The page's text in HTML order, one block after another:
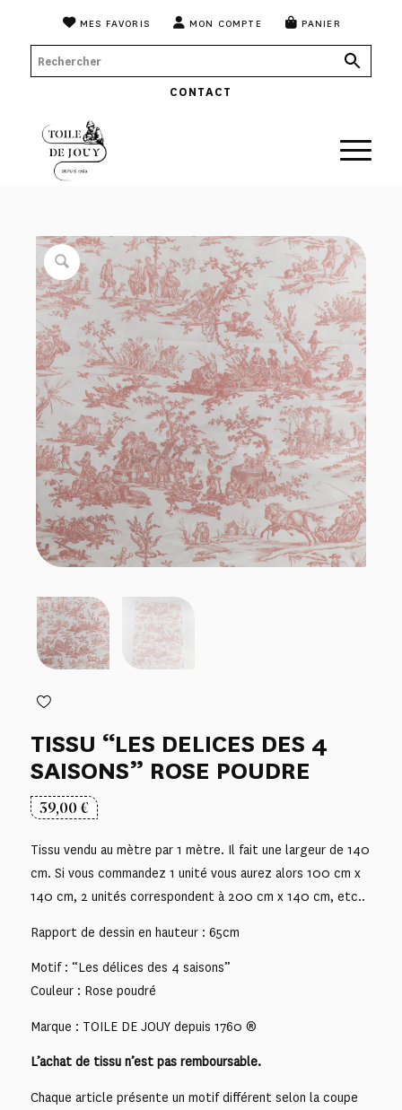
MES FAVORIS MON COMPTE PANIER
CONTACT
TISSU “LES DELICES DES 4
SAISONS” ROSE POUDRE
39,00€
Tissu vendu au mètre par 1 mètre. Il fait une largeur de 140
cm. Si vous commandez 1 unité vous aurez alors 100 cm x
140 cm, 2 unités correspondent à 200 cm x 140 cm, etc..
Rapport de dessin en hauteur : 65cm
Motif : “Les délices des 4 saisons”
Couleur : Rose poudré
Marque : TOILE DE JOUY depuis 1760 ®
L’achat de tissu n’est pas remboursable.
Chaque article présente un motif différent selon la coupe